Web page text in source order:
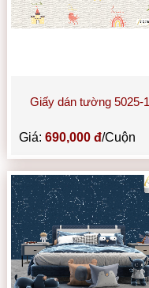
Giấy dán tường 5025-1
Giá:690,000 đ/Cuộn